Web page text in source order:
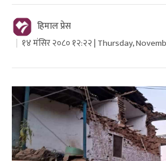
हिमाल प्रेस
१४ मंसिर २०८० १२:२२ | Thursday,